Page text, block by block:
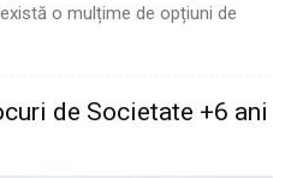
o mulțime de opțiuni de
de Societate +6 ani